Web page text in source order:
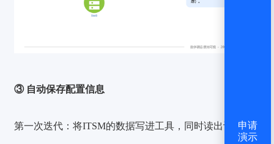
③ 自动保存配置信息
第一次迭代：将ITSM的数据写进工具，同时读出设备的
申请
演示